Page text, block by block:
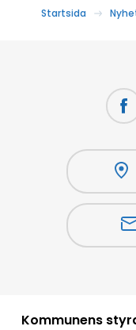
Startsida
Kommunens